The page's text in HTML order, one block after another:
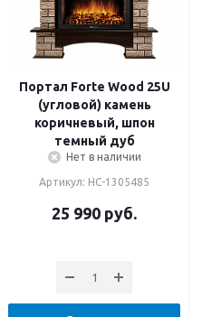
Портал Forte Wood 25U
(угловой) камень
коричневый, шпон
темный дуб
Нет в наличии
Артикул: НС-1305485
25 990 руб.